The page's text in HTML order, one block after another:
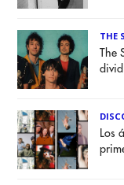
THE
The
Los